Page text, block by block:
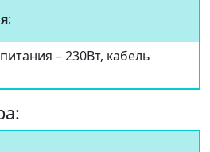
:
– 230Вт, кабель